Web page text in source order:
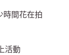
時間花在拍
活動